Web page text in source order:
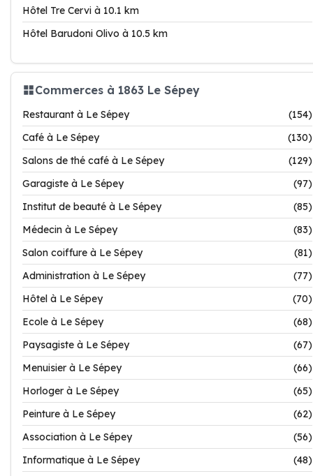
Hôtel Tre Cervi à 10.1 km
Hôtel Barudoni Olivo à 10.5 km
Commerces à 1863 Le Sépey
Restaurant à Le Sépey
(154)
Café à Le Sépey
(130)
Salons de thé café à Le Sépey
(129)
Garagiste à Le Sépey
(97)
Institut de beauté à Le Sépey
(85)
Médecin à Le Sépey
(83)
Salon coiffure à Le Sépey
(81)
Administration à Le Sépey
(77)
Hôtel à Le Sépey
(70)
Ecole à Le Sépey
(68)
Paysagiste à Le Sépey
(67)
Menuisier à Le Sépey
(66)
Horloger à Le Sépey
(65)
Peinture à Le Sépey
(62)
Association à Le Sépey
(56)
Informatique à Le Sépey
(48)